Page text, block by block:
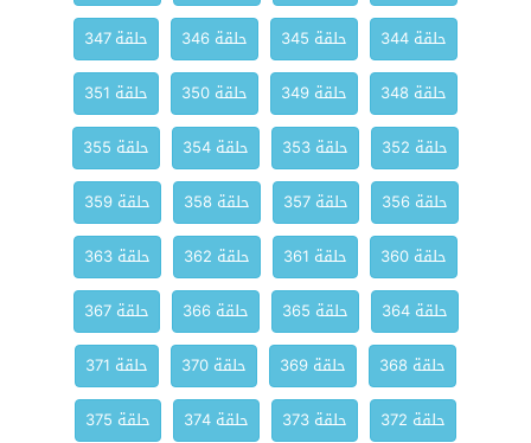
حلقة 344
حلقة 345 حلقة 346
حلقة 347
حلقة 348
حلقة 349 حلقة 350
حلقة 351
حلقة 352
حلقة 353 حلقة 354
حلقة 355
حلقة 356
حلقة 357 حلقة 358
حلقة 359
حلقة 360
حلقة 361 حلقة 362
حلقة 363
حلقة 364
حلقة 365 حلقة 366
حلقة 367
حلقة 368
حلقة 369 حلقة 370
حلقة 371
حلقة 372
حلقة 373 حلقة 374
حلقة 375